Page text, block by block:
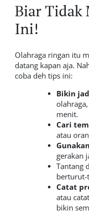
Biar Tidak
Ini!
Olahraga ringan itu
datang kapan aja.
coba deh tips ini:
Bikin
menit.
Cari
atau
gerakan
Tantang
berturut-
Catat
atau
bikin